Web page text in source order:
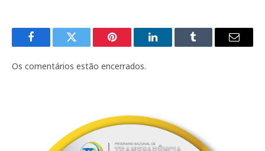
FacebookTwitter Pinterest LinkedInTumblr
E-
Os comentários estão encerrados.